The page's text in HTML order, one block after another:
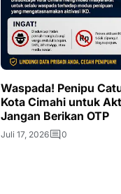
Waspada! Penipu
Kota Cimahi untuk
Jangan Berikan OTP
Juli 17, 2026 0